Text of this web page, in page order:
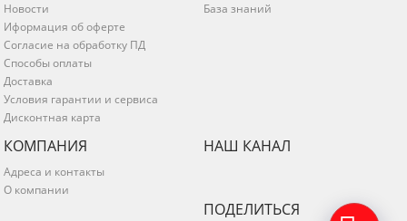
Новости
Иформация об оферте
Согласие на обработку ПД
Способы оплаты
Доставка
Условия гарантии и сервиса
Дисконтная карта
База знаний
КОМПАНИЯ
Адреса и контакты
О компании
НАШ КАНАЛ
ПОДЕЛИТЬСЯ